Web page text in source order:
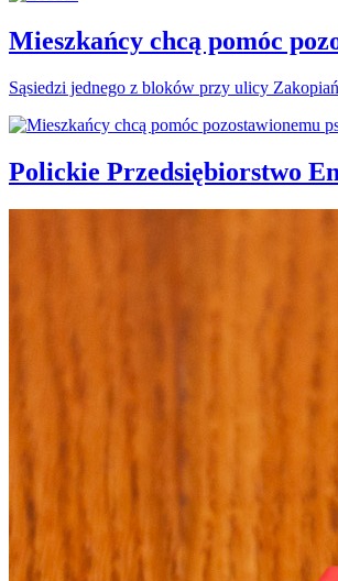
Mieszkańcy chcą pomóc
Sąsiedzi jednego z bloków przy ulicy
Polickie Przedsiębiorstwo